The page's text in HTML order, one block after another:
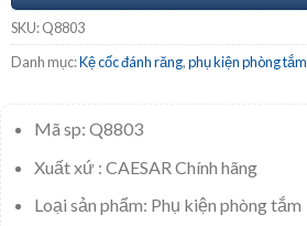
SKU:Q8803
Danh mục:Kệ cốc đánh răng,phụ kiện phòng tắm
Mã sp: Q8803
Xuất xứ : CAESAR Chính hãng
Loại sản phẩm: Phụ kiện phòng tắm